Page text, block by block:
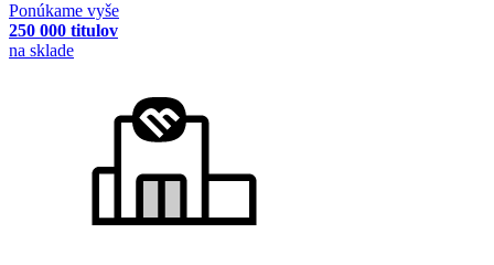
Ponúkame vyše
250 000 titulov
na sklade